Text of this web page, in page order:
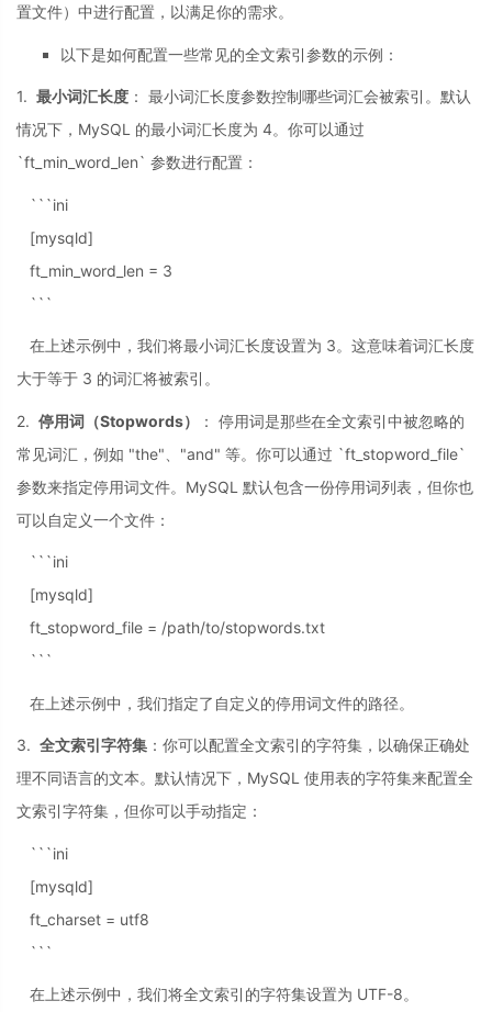
置文件）中进行配置，以满足你的需求。
以下是如何配置一些常见的全文索引参数的示例：
1. 最小词汇长度 ： 最小词汇长度参数控制哪些词汇会被索引。默认
情况下，MySQL 的最小词汇长度为 4。你可以通过
`ft_min_word_len` 参数进行配置：
```ini
[mysqld]
ft_min_word_len = 3
```
在上述示例中，我们将最小词汇长度设置为 3。这意味着词汇长度
大于等于 3 的词汇将被索引。
2. 停用词（Stopwords）
： 停用词是那些在全文索引中被忽略的
常见词汇，例如 "the"、"and" 等。你可以通过 `ft_stopword_file`
参数来指定停用词文件。MySQL 默认包含一份停用词列表，但你也
可以自定义一个文件：
```ini
[mysqld]
ft_stopword_file = /path/to/stopwords.txt
```
在上述示例中，我们指定了自定义的停用词文件的路径。
3. 全文索引字符集 ：你可以配置全文索引的字符集，以确保正确处
理不同语言的文本。默认情况下，MySQL 使用表的字符集来配置全
文索引字符集，但你可以手动指定：
```ini
[mysqld]
ft_charset = utf8
```
在上述示例中，我们将全文索引的字符集设置为 UTF-8。